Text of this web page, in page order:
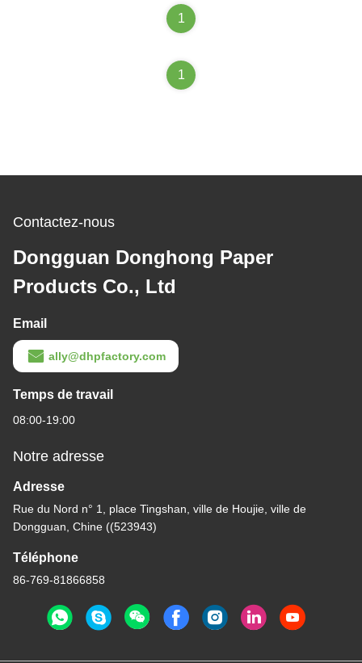
1
1
Contactez-nous
Dongguan Donghong Paper
Products Co., Ltd
Email
ally@dhpfactory.com
Temps de travail
08:00-19:00
Notre adresse
Adresse
Rue du Nord n° 1, place Tingshan, ville de Houjie, ville de
Dongguan, Chine ((523943)
Téléphone
86-769-81866858